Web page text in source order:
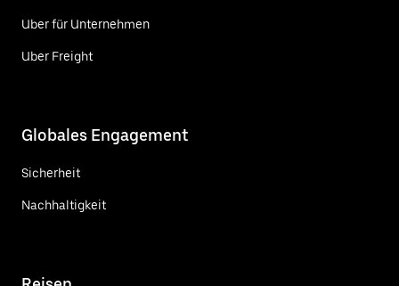
Uber für Unternehmen
Uber Freight
Globales Engagement
Sicherheit
Nachhaltigkeit